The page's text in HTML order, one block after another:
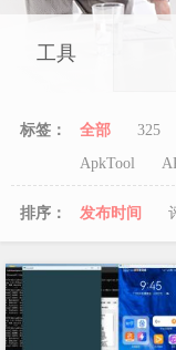
工具
标签： 全部 325
ApkTool
Unity
云手机群控
网狐
解密
排序： 发布时间